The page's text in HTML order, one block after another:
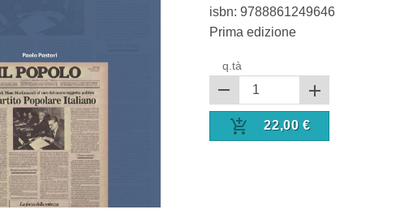
isbn: 9788861249646
Prima edizione
q.tà
22,00 €